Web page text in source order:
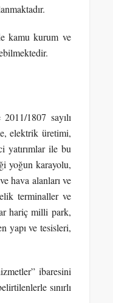
kamu kurum ve
1807 sayılı
elektrik üretimi,
yatırımlar ile bu
yoğun karayolu,
hava alanları ve
terminaller ve
hariç milli park,
yapı ve tesisleri,
ibaresini
sınırlı